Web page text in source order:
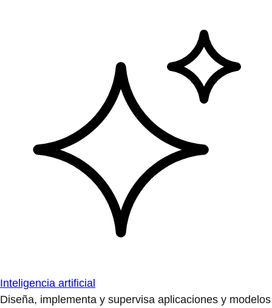
Inteligencia artificial
Diseña, implementa y supervisa aplicaciones y modelos